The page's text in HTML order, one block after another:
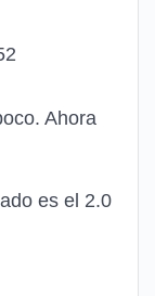
Ahora
es el 2.0